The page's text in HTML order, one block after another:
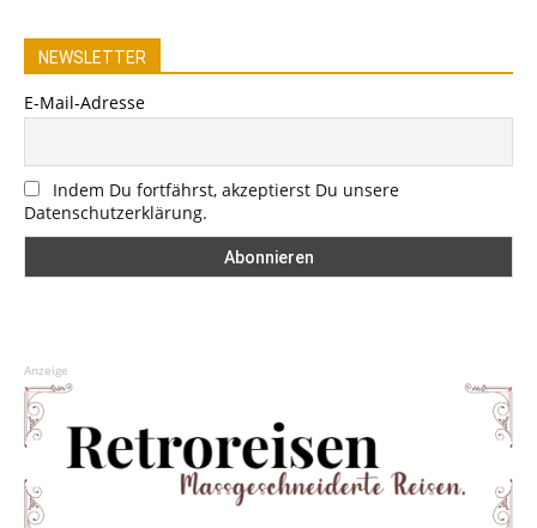
NEWSLETTER
E-Mail-Adresse
Indem Du fortfährst, akzeptierst Du unsere
Datenschutzerklärung.
Anzeige